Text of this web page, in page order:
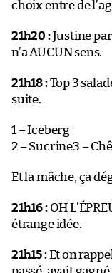
choix entre de
21h20 :Justine
n’a AUCUN sens.
21h18 :Top 3
suite.
1 – Iceberg
2 – Sucrine3 –
Et la mâche, ça
21h16 :OH
étrange idée.
21h15 :Et on